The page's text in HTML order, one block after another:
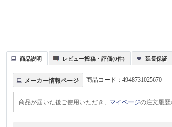
商品説明 レビュー投稿・評価(0件) 延長保証
メーカー情報ページ 商品コード：4948731025670
商品が届いた後ご使用いただき、 マイページの注文履歴